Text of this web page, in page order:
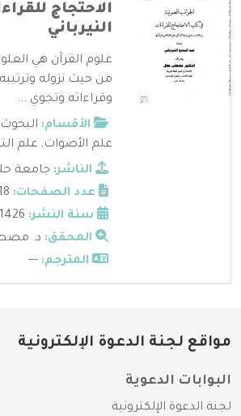
الاحتجاج
النيرباني
علوم القرآن هي
من حيث نزوله
وقراءاته وتجوي ...
الأقسام:
علم الأصوات, علم
الناشر: جامعة
عدد الصفحات:
سنة النشر:
المحقق: د.
المترجم: ---
مواقع لجنة الدعوة الإلكترونية
البوابات الدعوية
لجنة الدعوة الإلكترونية